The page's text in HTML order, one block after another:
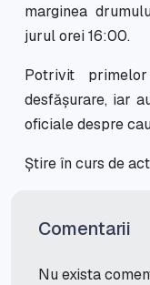
marginea
jurul orei 16:00.
Potrivit
desfășurare, iar
oficiale despre
Știre în curs de
Comentarii
Nu exista